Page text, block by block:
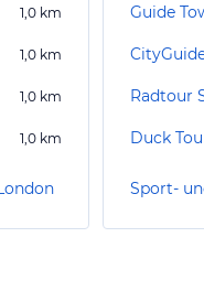
1,0 km
1,0 km
1,0 km
1,0 km
Guide
Duck